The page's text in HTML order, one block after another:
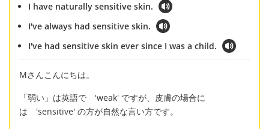
I have naturally sensitive skin.
I've always had sensitive skin.
I've had sensitive skin ever since I was a child.
Mさんこんにちは。
「弱い」は英語で 'weak' ですが、皮膚の場合に
は 'sensitive' の方が自然な言い方です。